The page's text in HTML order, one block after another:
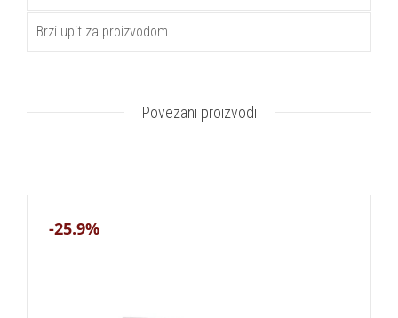
Brzi upit za proizvodom
Povezani proizvodi
-25.9%